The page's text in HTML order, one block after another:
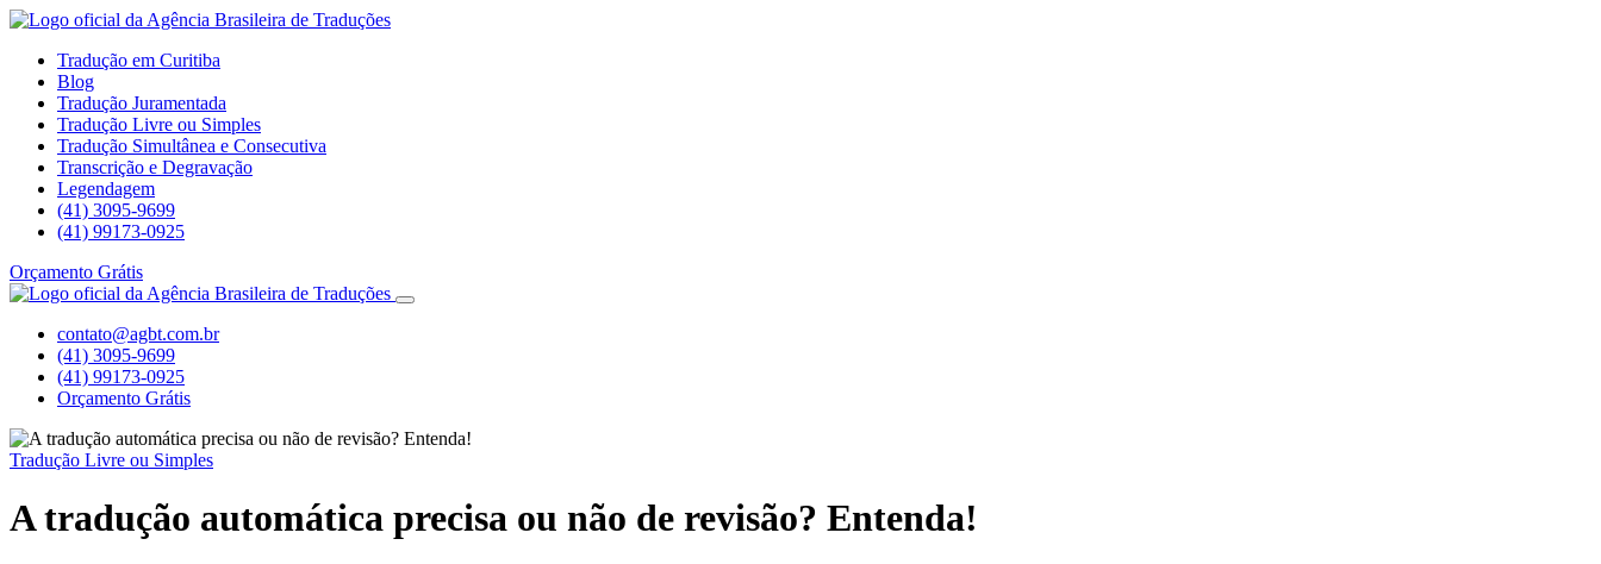
Tradução em Curitiba
Blog
Tradução Juramentada
Tradução Livre ou Simples
Tradução Simultânea e Consecutiva
Transcrição e Degravação
Legendagem
(41) 3095-9699
(41) 99173-0925
Orçamento Grátis
contato@agbt.com.br
(41) 3095-9699
(41) 99173-0925
Orçamento Grátis
Tradução Livre ou Simples
A tradução automática precisa ou não de revisão? Entenda!